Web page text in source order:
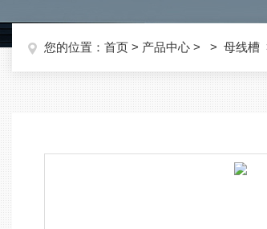
您的位置： 首页 > 产品中心 > > 母线槽